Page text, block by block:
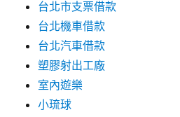
台北市支票借款
台北機車借款
台北汽車借款
塑膠射出工廠
室內遊樂
小琉球